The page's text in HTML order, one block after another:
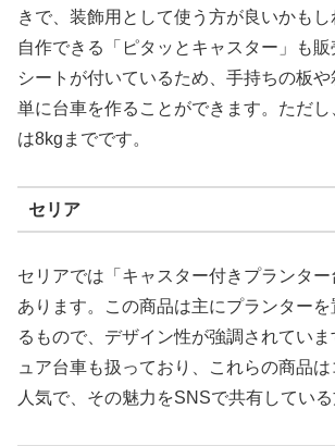
きで、装飾用として使う方が良いかもし
自作できる「ピタッとキャスター」も
シートが付いているため、手持ちの板
単に台車を作ることができます。ただ
は8kgまでです。
セリア
セリアでは「キャスター付きプランタ
あります。この商品は主にプランター
るもので、デザイン性が強調されてい
ュア台車も扱っており、これらの商品
人気で、その魅力をSNSで共有している